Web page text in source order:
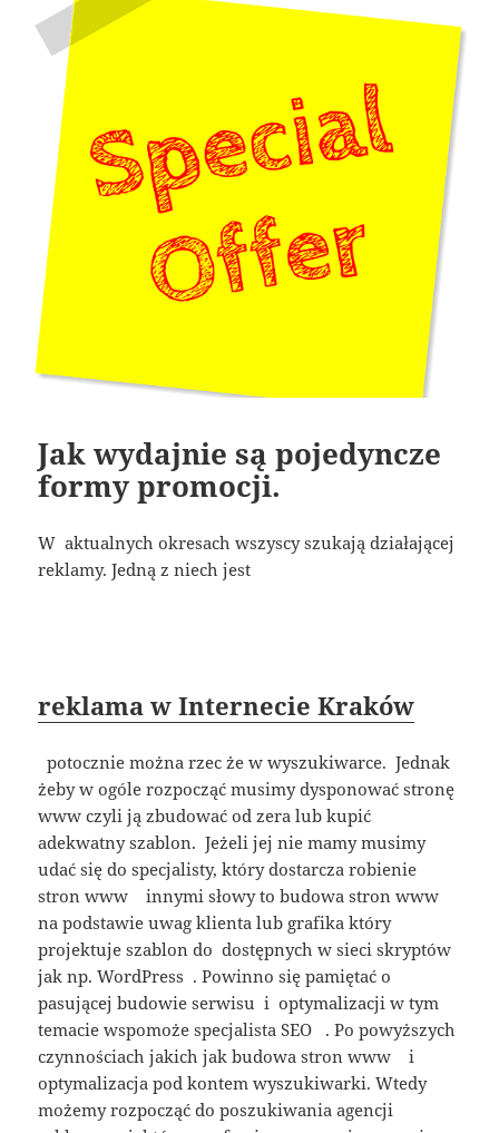
Jak wydajnie są pojedyncze
formy promocji.
W aktualnych okresach wszyscy szukają działającej
reklamy. Jedną z niech jest
reklama w Internecie Kraków
potocznie można rzec że w wyszukiwarce. Jednak
żeby w ogóle rozpocząć musimy dysponować stronę
www czyli ją zbudować od zera lub kupić
adekwatny szablon. Jeżeli jej nie mamy musimy
udać się do specjalisty, który dostarcza robienie
stron www innymi słowy to budowa stron www
na podstawie uwag klienta lub grafika który
projektuje szablon do dostępnych w sieci skryptów
jak np. WordPress . Powinno się pamiętać o
pasującej budowie serwisu i optymalizacji w tym
temacie wspomoże specjalista SEO . Po powyższych
czynnościach jakich jak budowa stron www i
optymalizacja pod kontem wyszukiwarki. Wtedy
możemy rozpocząć do poszukiwania agencji